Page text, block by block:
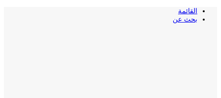
القائمة
بحث عن